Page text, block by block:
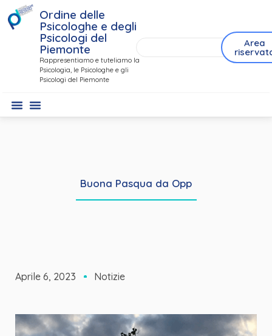
Ordine delle
Psicologhe e degli
Psicologi del
Piemonte
Rappresentiamo e tuteliamo la
Psicologia, le Psicologhe e gli
Psicologi del Piemonte
Area
Buona Pasqua da Opp
Aprile 6, 2023 Notizie